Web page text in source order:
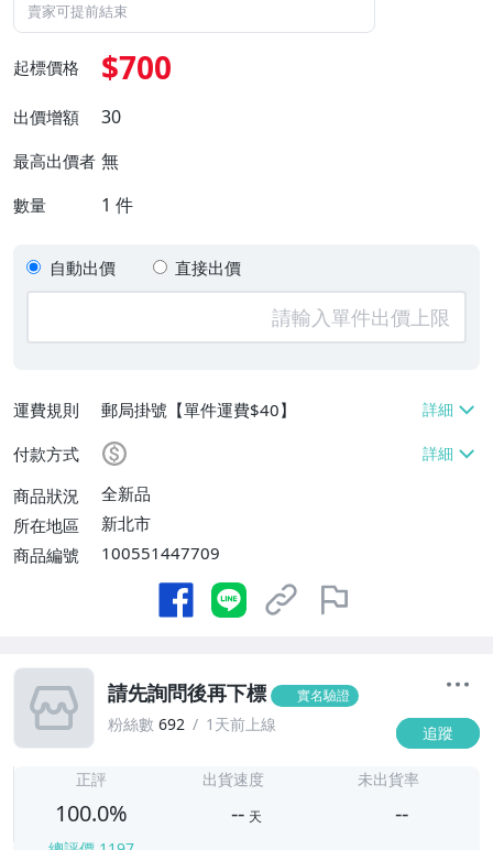
賣家可提前結束
起標價格 $700
出價增額 30
最高出價者 無
數量 1 件
自動出價 直接出價
運費規則
郵局掛號【單件運費$40】
付款方式
商品狀況
全新品
所在地區
新北市
商品編號
100551447709
請先詢問後再下標 實名驗證
粉絲數 692 1天前上線 追蹤
正評
100.0%
出貨速度
-- 天
未出貨率
--